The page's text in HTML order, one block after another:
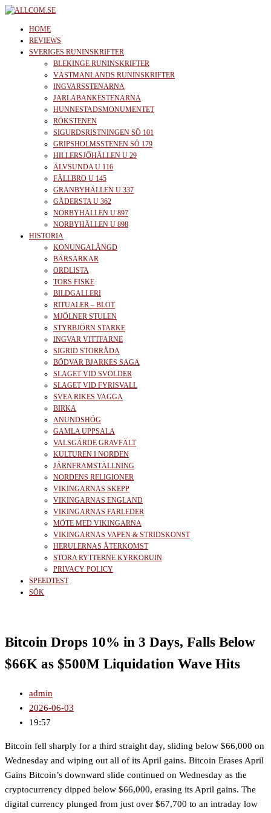
Skip
content
allcom.se
News | Reviews | History
HOME
REVIEWS
SVERIGES RUNINSKRIFTER
BLEKINGE RUNINSKRIFTER
VÄSTMANLANDS RUNINSKRIFTER
INGVARSSTENARNA
JARLABANKESTENARNA
HUNNESTADSMONUMENTET
RÖKSTENEN
SIGURDSRISTNINGEN SÖ 101
GRIPSHOLMSSTENEN SÖ 179
HILLERSJÖHÄLLEN U 29
ÄLVSUNDA U 116
FÄLLBRO U 145
GRANBYHÄLLEN U 337
GÅDERSTA U 362
NORBYHÄLLEN U 897
NORBYHÄLLEN U 898
HISTORIA
KONUNGALÄNGD
BÄRSÄRKAR
ORDLISTA
TORS FISKE
BILDGALLERI
RITUALER – BLOT
MJÖLNER STULEN
STYRBJÖRN STARKE
INGVAR VITTFARNE
SIGRID STORRÅDA
BÖDVAR BJARKES SAGA
SLAGET VID SVOLDER
SLAGET VID FYRISVALL
SVEA RIKES VAGGA
BIRKA
ANUNDSHÖG
GAMLA UPPSALA
VALSGÄRDE GRAVFÄLT
KULTUREN I NORDEN
JÄRNFRAMSTÄLLNING
NORDENS RELIGIONER
VIKINGARNAS SKEPP
VIKINGARNAS ENGLAND
VIKINGARNAS FARLEDER
MÖTE MED VIKINGARNA
VIKINGARNAS VAPEN & STRIDSKONST
HERULERNAS ÅTERKOMST
STORA RYTTERNE KYRKORUIN
PRIVACY POLICY
SPEEDTEST
SÖK
Bitcoin Drops 10% in 3 Days, Falls Below
$66K as $500M Liquidation Wave Hits
admin
2026-06-03
19:57
Bitcoin fell sharply for a third straight day, sliding below $66,000 on
Wednesday and wiping out all of its April gains. Bitcoin Erases April
Gains Bitcoin’s downward slide continued on Wednesday as the
cryptocurrency dipped below $66,000, erasing its April gains. The
digital currency plunged from just over $67,700 to an intraday low